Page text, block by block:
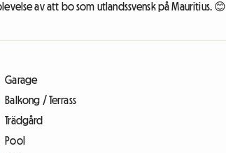
av att bo som utlandssvensk på Mauritius. 😊
Garage
Balkong / Terrass
Trädgård
Pool